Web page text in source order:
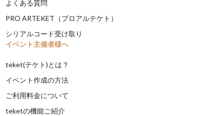
よくある質問
PRO ARTEKET（プロアルテケト）
シリアルコード受け取り
イベント主催者様へ
teket(テケト)とは？
イベント作成の方法
ご利用料金について
teketの機能ご紹介